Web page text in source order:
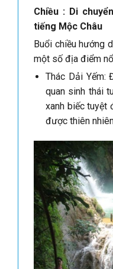
Chiều : Di
tiếng Mộc Châu
Buổi chiều hướng
một số địa điểm
Thác Dải Yếm:
quan sinh thái
xanh biếc tuyệt
được thiên